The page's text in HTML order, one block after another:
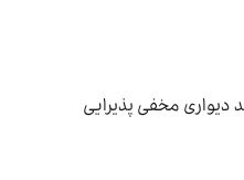
مخفی پذیرایی